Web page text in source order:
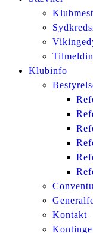
Klubinfo
Kontakt